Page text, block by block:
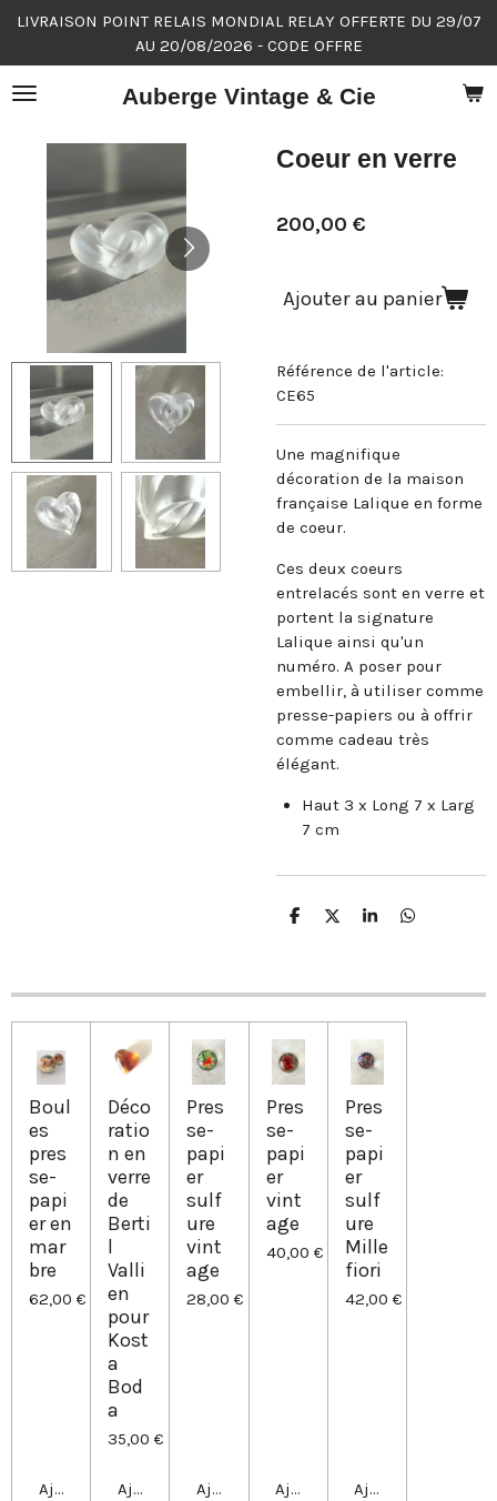
Passer
contenu
principal
Auberge Vintage & Cie
LIVRAISON POINT RELAIS MONDIAL RELAY OFFERTE DU 29/07
AU 20/08/2026 - CODE OFFRE
Coeur en verre
200,00 €
Ajouter au panier
Référence de l'article:
CE65
Une magnifique
décoration de la maison
française Lalique en forme
de coeur.
Ces deux coeurs
entrelacés sont en verre et
portent la signature
Lalique ainsi qu'un
numéro. A poser pour
embellir, à utiliser comme
presse-papiers ou à offrir
comme cadeau très
élégant.
Haut 3 x Long 7 x Larg
7 cm
P
a
e
r
P
a
e
P
a
e
r
P
a
e
Boul
es
pres
se-
papi
er en
mar
bre
62,00 €
Ajouter au panier
Déco
ratio
n en
verre
de
Berti
l
Valli
en
pour
Kost
a
Bod
a
35,00 €
Ajouter au panier
Pres
se-
papi
er
sulf
ure
vint
age
28,00 €
Ajouter au panier
Pres
se-
papi
er
vint
age
40,00 €
Ajouter au panier
Pres
se-
papi
er
sulf
ure
Mille
fiori
42,00 €
Ajouter au panier